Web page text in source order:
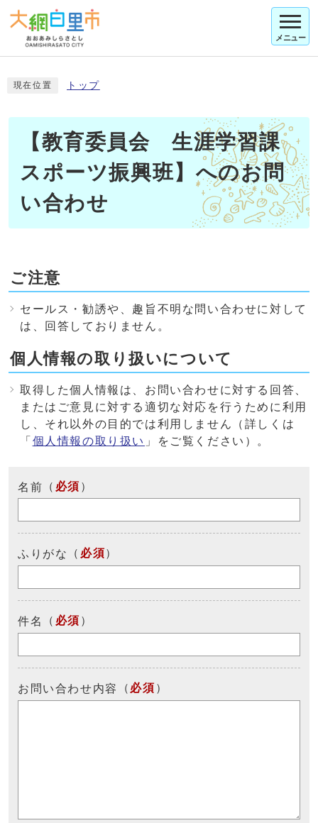
メニュー
現在位置 トップ
【教育委員会 生涯学習課
スポーツ振興班】へのお問
い合わせ
ご注意
セールス・勧誘や、趣旨不明な問い合わせに対して
は、回答しておりません。
個人情報の取り扱いについて
取得した個人情報は、お問い合わせに対する回答、
またはご意見に対する適切な対応を行うために利用
し、それ以外の目的では利用しません（詳しくは
「 個人情報の取り扱い 」をご覧ください）。
名前 （ 必須 ）
ふりがな （ 必須）
件名 （ 必須 ）
お問い合わせ内容 （ 必須 ）